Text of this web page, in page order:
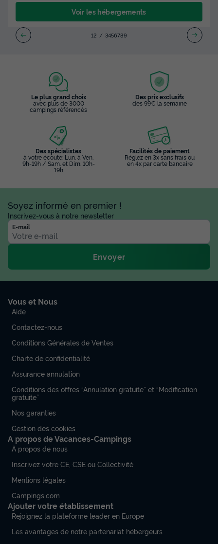
Voir les hébergements
12 3456789
Le plus grand choix
avec plus de 3000
campings référencés
Des prix exclusifs
dès 99€ la semaine
Des spécialistes
à votre écoute: Lun. à Ven.
9h-19h / Sam. et Dim. 10h-
19h
Facilités de paiement
Réglez en 3x sans frais ou
en 4x par carte bancaire
Soyez informé en premier !
Inscrivez-vous à notre newsletter
E-mail
Envoyer
Vous et Nous
Aide
Contactez-nous
Conditions Générales de Ventes
Charte de confidentialité
Assurance annulation
Conditions des offres “Annulation gratuite” et “Modification
gratuite”
Nos garanties
Gestion des cookies
A propos de Vacances-Campings
À propos de nous
Inscrivez votre CE, CSE ou Collectivité
Mentions légales
Campings.com
Ajouter votre établissement
Rejoignez la plateforme leader en Europe
Les avantages de notre partenariat hébergeurs